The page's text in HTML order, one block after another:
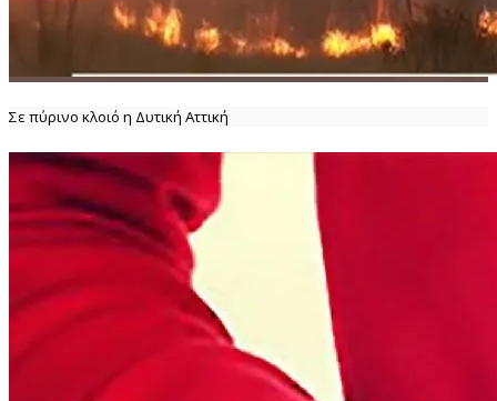
Σε πύρινο κλοιό η Δυτική Αττική